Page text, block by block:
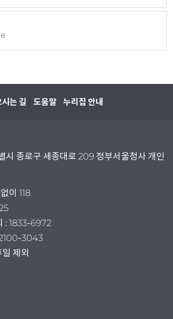
는 길 도움말 누리집 안내
시 종로구 세종대로 209 정부서울청사 개인
이 118
: 1833-6972
3043
제외